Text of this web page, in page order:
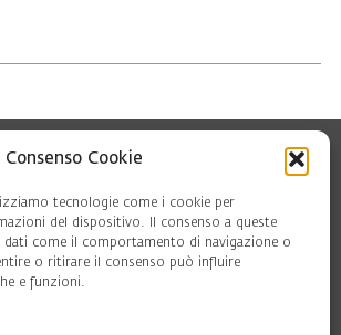
Cookie
tecnologie come i cookie per
del dispositivo. Il consenso a queste
come il comportamento di navigazione o
o ritirare il consenso può influire
e funzioni.